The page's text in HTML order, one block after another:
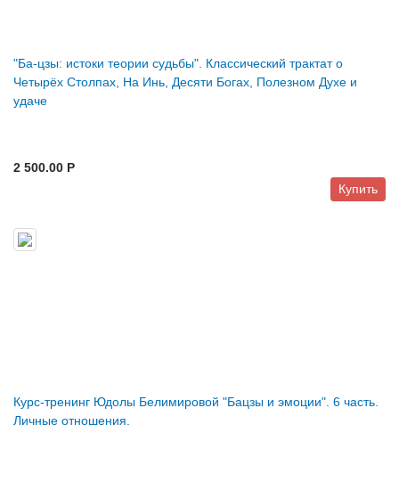
"Ба-цзы: истоки теории судьбы". Классический трактат о
Четырёх Столпах, На Инь, Десяти Богах, Полезном Духе и
удаче
2 500.00 P
Купить
Курс-тренинг Юдолы Белимировой "Бацзы и эмоции". 6 часть.
Личные отношения.